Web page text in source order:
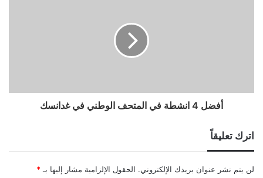
أفضل 4 انشطة في المتحف الوطني في غدانسك
اترك تعليقاً
لن يتم نشر عنوان بريدك الإلكتروني. الحقول الإلزامية مشار إليها بـ *